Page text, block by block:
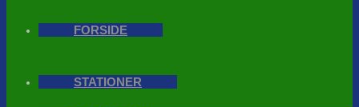
FORSIDE
STATIONER